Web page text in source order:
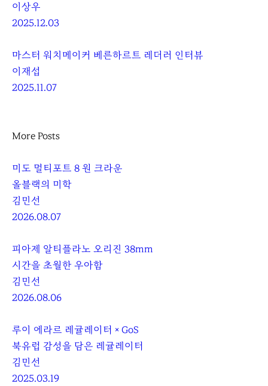
이상우
2025.12.03
마스터 워치메이커 베른하르트 레더러 인터뷰
이재섭
2025.11.07
More Posts
미도 멀티포트 8 원 크라운
올블랙의 미학
김민선
2026.08.07
피아제 알티플라노 오리진 38mm
시간을 초월한 우아함
김민선
2026.08.06
루이 에라르 레귤레이터 × GoS
북유럽 감성을 담은 레귤레이터
김민선
2025.03.19